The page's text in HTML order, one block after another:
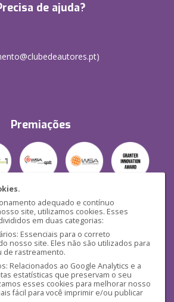
adequado e contínuo
site, utilizamos cookies. Esses
em duas categorias:
Essenciais para o correto
nosso site. Eles não são utilizados para
de rastreamento.
Relacionados ao Google Analytics e a
estatísticas que preservam o seu
esses cookies para melhorar nosso
fácil para você imprimir e/ou publicar
de ajuda?
)
Premiações
Segurança
Mídias Sociais